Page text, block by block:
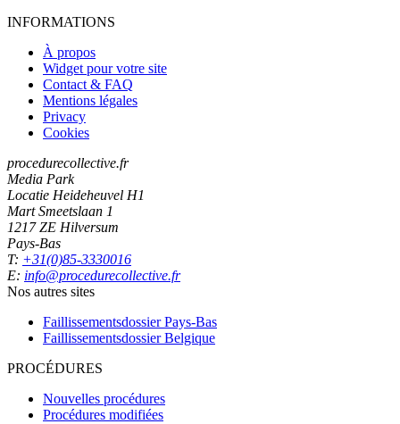
INFORMATIONS
À propos
Widget pour votre site
Contact & FAQ
Mentions légales
Privacy
Cookies
procedurecollective.fr
Media Park
Locatie Heideheuvel H1
Mart Smeetslaan 1
1217 ZE Hilversum
Pays-Bas
T: +31(0)85-3330016
E: info@procedurecollective.fr
Nos autres sites
Faillissementsdossier Pays-Bas
Faillissementsdossier Belgique
PROCÉDURES
Nouvelles procédures
Procédures modifiées